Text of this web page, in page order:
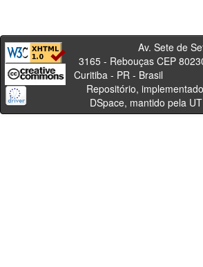
Av. Sete de
3165 - Rebouças CEP
Curitiba - PR -
Repositório,
DSpace, mantido pela